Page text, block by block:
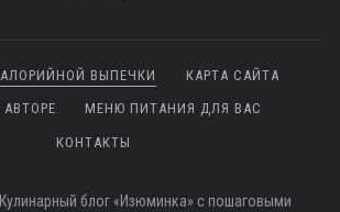
ВЫПЕЧКИ КАРТА САЙТА
АВТОРЕ МЕНЮ ПИТАНИЯ ДЛЯ ВАС
КОНТАКТЫ
блог «Изюминка» с пошаговыми